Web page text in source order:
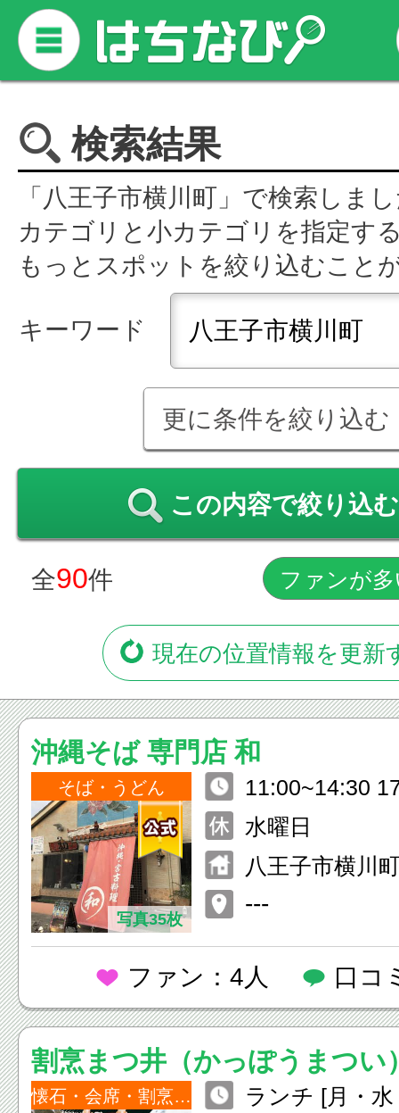
検索結果
「八王子市横川町」で検索しま
カテゴリと小カテゴリを指定す
もっとスポットを絞り込むこと
キーワード
更に条件を絞り込む
この内容で絞り込む
全90件
現在の位置情報を更新
沖縄そば 専門店 和
そば・うどん
写真35枚
11:00~14:30
水曜日
八王子市横川
---
ファン：4人 口コ
割烹まつ井（かっぽうまつい
懐石・会席・割烹・小料理
ランチ [月・